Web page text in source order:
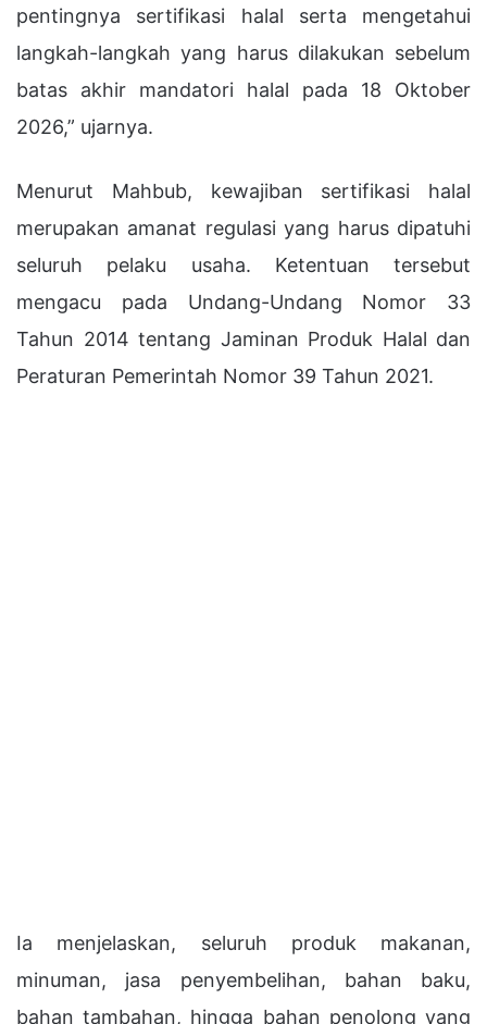
pentingnya sertifikasi halal serta mengetahui
langkah-langkah yang harus dilakukan sebelum
batas akhir mandatori halal pada 18 Oktober
2026,” ujarnya.
Menurut Mahbub, kewajiban sertifikasi halal
merupakan amanat regulasi yang harus dipatuhi
seluruh pelaku usaha. Ketentuan tersebut
mengacu pada Undang-Undang Nomor 33
Tahun 2014 tentang Jaminan Produk Halal dan
Peraturan Pemerintah Nomor 39 Tahun 2021.
Ia menjelaskan, seluruh produk makanan,
minuman, jasa penyembelihan, bahan baku,
bahan tambahan, hingga bahan penolong yang